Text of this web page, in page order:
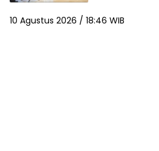
10 Agustus 2026 / 18:46 WIB